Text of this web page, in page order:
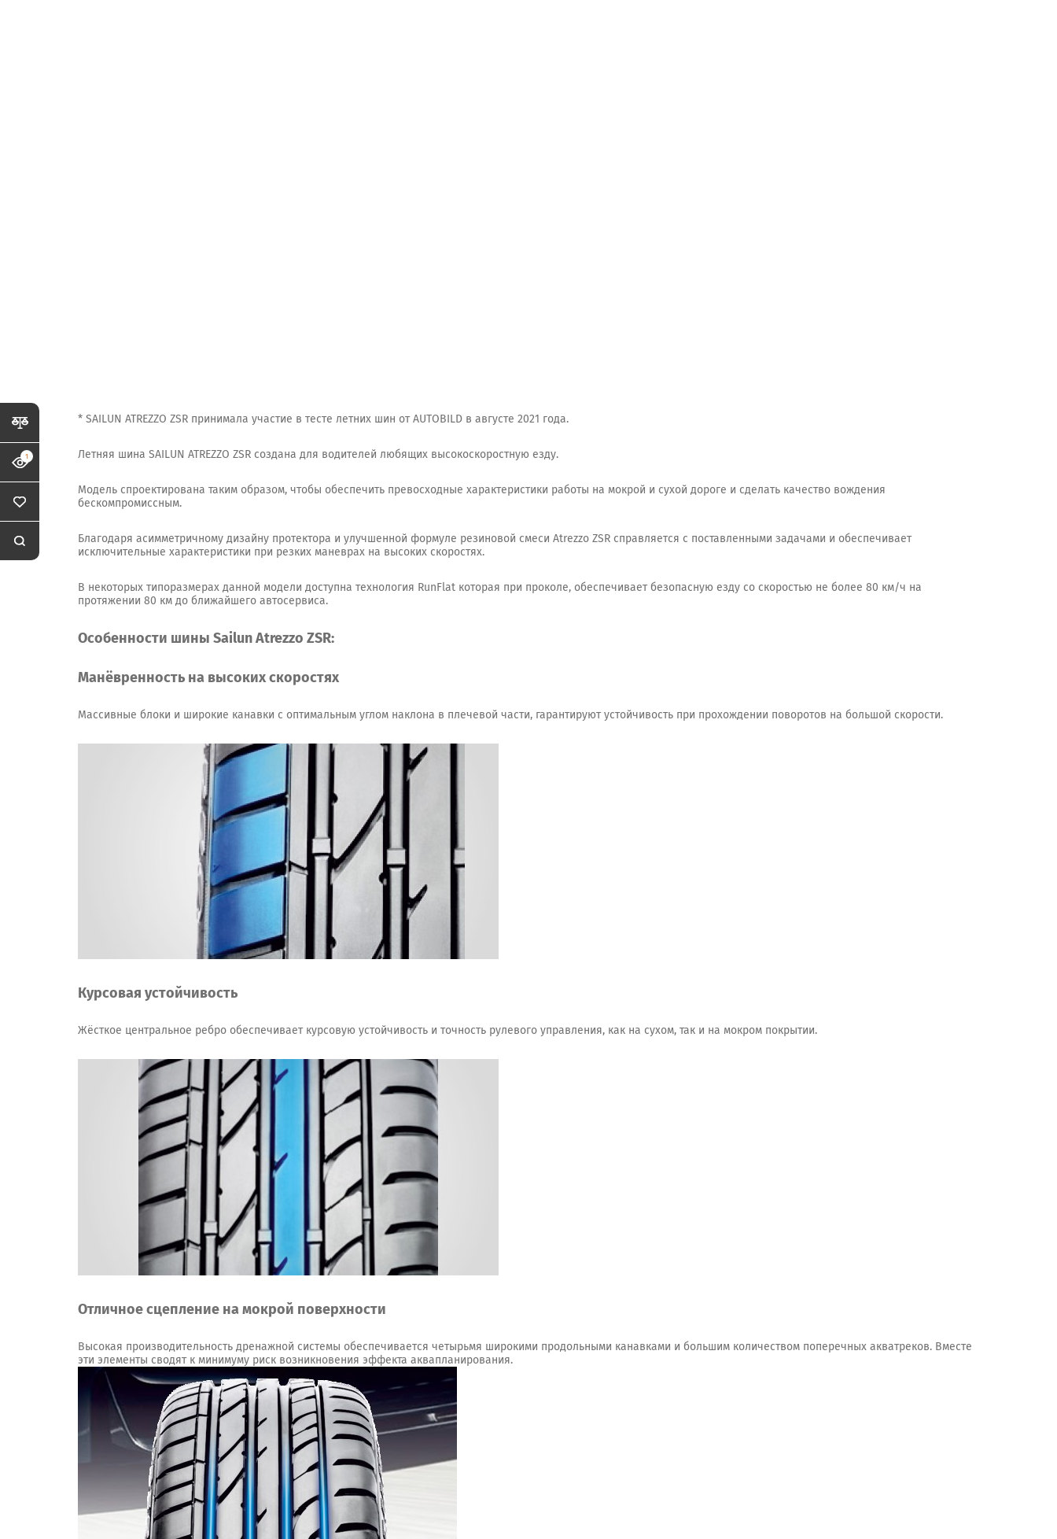
* SAILUN ATREZZO ZSR принимала участие в тесте летних шин от AUTOBILD в августе 2021 года.
Летняя шина SAILUN ATREZZO ZSR создана для водителей любящих высокоскоростную езду.
Модель спроектирована таким образом, чтобы обеспечить превосходные характеристики работы на мокрой и сухой дороге и сделать качество вождения
бескомпромиссным.
Благодаря асимметричному дизайну протектора и улучшенной формуле резиновой смеси Atrezzo ZSR справляется с поставленными задачами и обеспечивает
исключительные характеристики при резких маневрах на высоких скоростях.
В некоторых типоразмерах данной модели доступна технология RunFlat которая при проколе, обеспечивает безопасную езду со скоростью не более 80 км/ч на
протяжении 80 км до ближайшего автосервиса.
Особенности шины Sailun Atrezzo ZSR:
Манёвренность на высоких скоростях
Массивные блоки и широкие канавки с оптимальным углом наклона в плечевой части, гарантируют устойчивость при прохождении поворотов на большой скорости.
Курсовая устойчивость
Жёсткое центральное ребро обеспечивает курсовую устойчивость и точность рулевого управления, как на сухом, так и на мокром покрытии.
Отличное сцепление на мокрой поверхности
Высокая производительность дренажной системы обеспечивается четырьмя широкими продольными канавками и большим количеством поперечных акватреков. Вместе
эти элементы сводят к минимуму риск возникновения эффекта аквапланирования.
1